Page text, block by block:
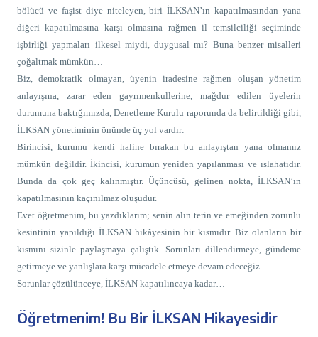
Öğretmenim! Bu Bir İLKSAN Hikayesidir
bölücü ve faşist diye niteleyen, biri İLKSAN’ın kapatılmasından yana
diğeri kapatılmasına karşı olmasına rağmen il temsilciliği seçiminde
işbirliği yapmaları ilkesel miydi, duygusal mı? Buna benzer misalleri
çoğaltmak mümkün…
Biz, demokratik olmayan, üyenin iradesine rağmen oluşan yönetim
anlayışına, zarar eden gayrımenkullerine, mağdur edilen üyelerin
durumuna baktığımızda, Denetleme Kurulu raporunda da belirtildiği gibi,
İLKSAN yönetiminin önünde üç yol vardır:
Birincisi, kurumu kendi haline bırakan bu anlayıştan yana olmamız
mümkün değildir. İkincisi, kurumun yeniden yapılanması ve ıslahatıdır.
Bunda da çok geç kalınmıştır. Üçüncüsü, gelinen nokta, İLKSAN’ın
kapatılmasının kaçınılmaz oluşudur.
Evet öğretmenim, bu yazdıklarım; senin alın terin ve emeğinden zorunlu
kesintinin yapıldığı İLKSAN hikâyesinin bir kısmıdır. Biz olanların bir
kısmını sizinle paylaşmaya çalıştık. Sorunları dillendirmeye, gündeme
getirmeye ve yanlışlara karşı mücadele etmeye devam edeceğiz.
Sorunlar çözülünceye, İLKSAN kapatılıncaya kadar…